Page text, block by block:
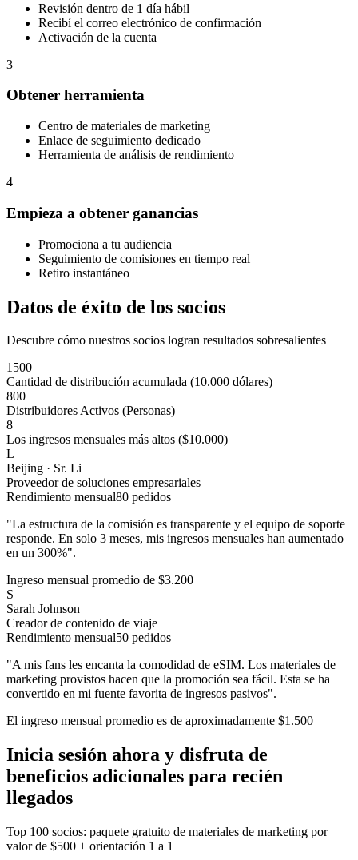
Revisión dentro de 1 día hábil
Recibí el correo electrónico de confirmación
Activación de la cuenta
3
Obtener herramienta
Centro de materiales de marketing
Enlace de seguimiento dedicado
Herramienta de análisis de rendimiento
4
Empieza a obtener ganancias
Promociona a tu audiencia
Seguimiento de comisiones en tiempo real
Retiro instantáneo
Datos de éxito de los socios
Descubre cómo nuestros socios logran resultados sobresalientes
1500
Cantidad de distribución acumulada (10.000 dólares)
800
Distribuidores Activos (Personas)
8
Los ingresos mensuales más altos ($10.000)
L
Beijing · Sr. Li
Proveedor de soluciones empresariales
Rendimiento mensual80 pedidos
"La estructura de la comisión es transparente y el equipo de soporte
responde. En solo 3 meses, mis ingresos mensuales han aumentado
en un 300%".
Ingreso mensual promedio de $3.200
S
Sarah Johnson
Creador de contenido de viaje
Rendimiento mensual50 pedidos
"A mis fans les encanta la comodidad de eSIM. Los materiales de
marketing provistos hacen que la promoción sea fácil. Esta se ha
convertido en mi fuente favorita de ingresos pasivos".
El ingreso mensual promedio es de aproximadamente $1.500
Inicia sesión ahora y disfruta de
beneficios adicionales para recién
llegados
Top 100 socios: paquete gratuito de materiales de marketing por
valor de $500 + orientación 1 a 1